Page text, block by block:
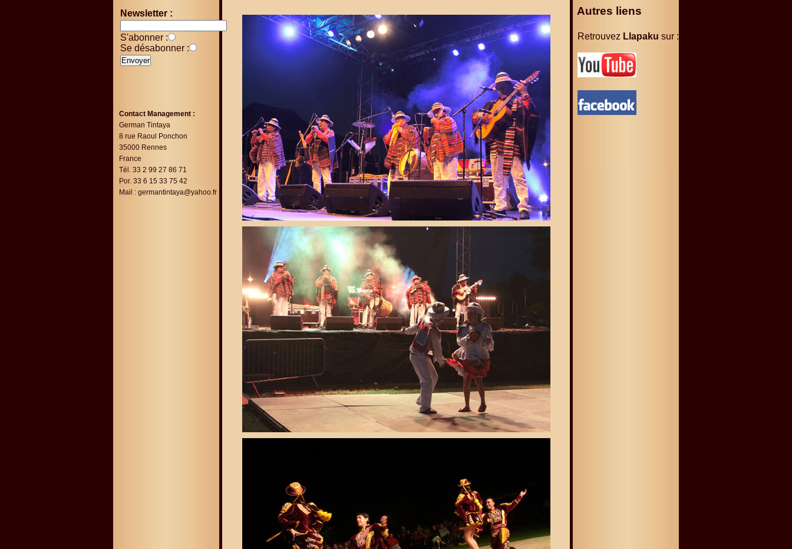
Newsletter :
S'abonner :
Se désabonner :
Contact Management :
German Tintaya
8 rue Raoul Ponchon
35000 Rennes
France
Tél. 33 2 99 27 86 71
Por. 33 6 15 33 75 42
Mail : germantintaya@yahoo.fr
Autres liens
Retrouvez Llapaku sur :